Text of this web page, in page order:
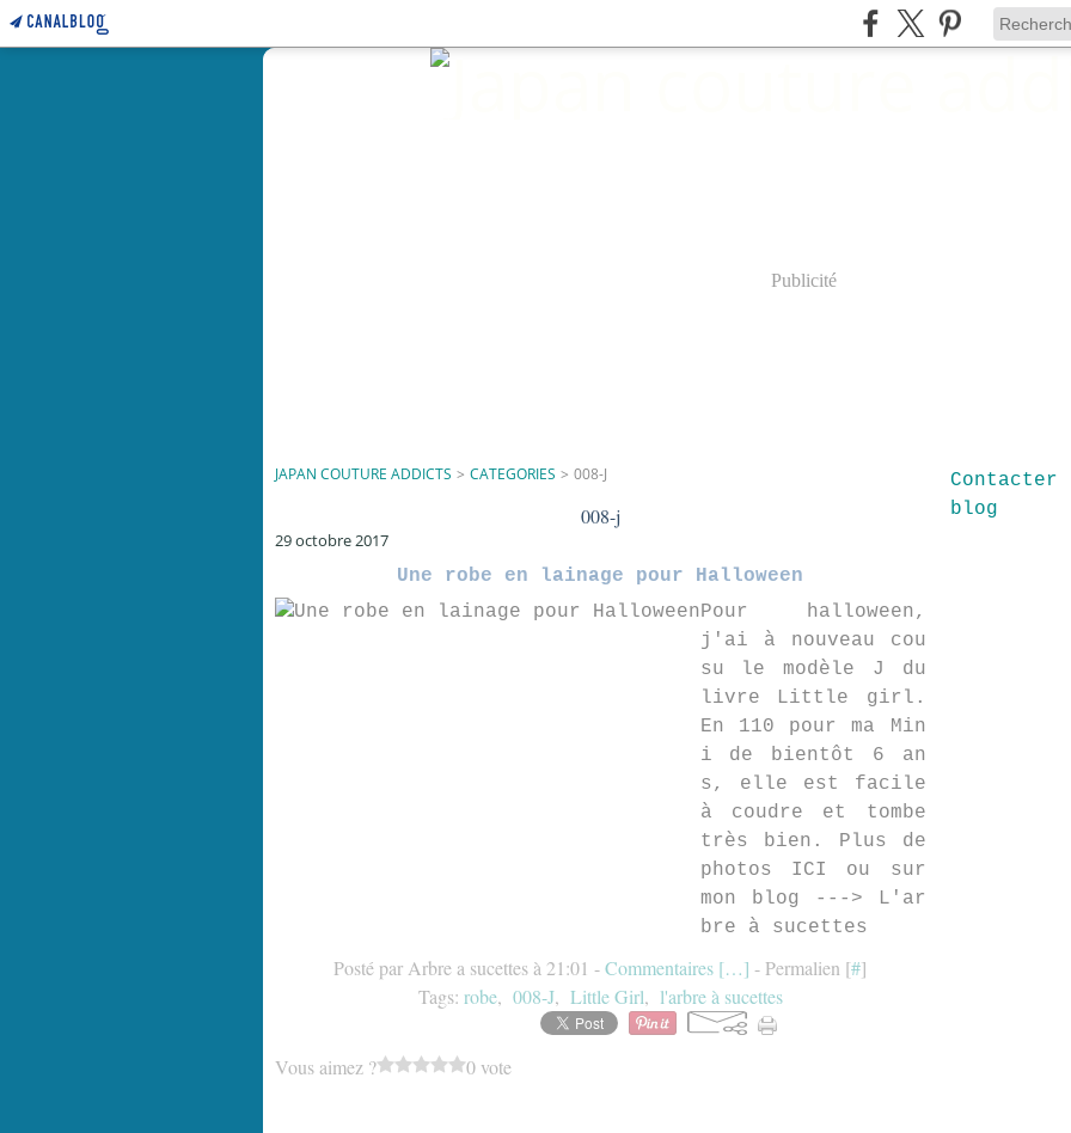
Publicité
JAPAN COUTURE ADDICTS > CATEGORIES > 008-J
008-j
29 octobre 2017
Une robe en lainage pour Halloween
Pour halloween,
j'ai à nouveau cou
su le modèle J du
livre Little girl.
En 110 pour ma Min
i de bientôt 6 an
s, elle est facile
à coudre et tombe
très bien. Plus de
photos ICI ou sur
mon blog ---> L'ar
bre à sucettes
Posté par Arbre a sucettes à 21:01 -Commentaires […] - Permalien [#]
Tags: robe, 008-J, Little Girl, l'arbre à sucettes
Vous aimez ? 0 vote
blog